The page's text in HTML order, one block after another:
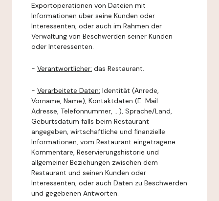
Exportoperationen von Dateien mit
Informationen über seine Kunden oder
Interessenten, oder auch im Rahmen der
Verwaltung von Beschwerden seiner Kunden
oder Interessenten.
- Verantwortlicher: das Restaurant.
- Verarbeitete Daten: Identität (Anrede,
Vorname, Name), Kontaktdaten (E-Mail-
Adresse, Telefonnummer, ...), Sprache/Land,
Geburtsdatum falls beim Restaurant
angegeben, wirtschaftliche und finanzielle
Informationen, vom Restaurant eingetragene
Kommentare, Reservierungshistorie und
allgemeiner Beziehungen zwischen dem
Restaurant und seinen Kunden oder
Interessenten, oder auch Daten zu Beschwerden
und gegebenen Antworten.